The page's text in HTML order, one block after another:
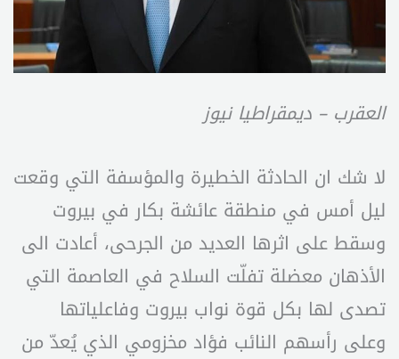
العقرب – ديمقراطيا نيوز
لا شك ان الحادثة الخطيرة والمؤسفة التي وقعت
ليل أمس في منطقة عائشة بكار في بيروت
وسقط على اثرها العديد من الجرحى، أعادت الى
الأذهان معضلة تفلّت السلاح في العاصمة التي
تصدى لها بكل قوة نواب بيروت وفاعلياتها
وعلى رأسهم النائب فؤاد مخزومي الذي يُعدّ من